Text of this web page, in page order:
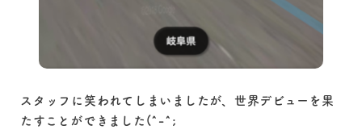
スタッフに笑われてしまいましたが、世界デビューを果
たすことができました(^-^;